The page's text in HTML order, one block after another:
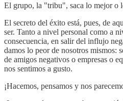
El grupo, la "tribu", saca lo mejor o
El secreto del éxito está, pues, de
ser. Tanto a nivel personal como a
consecuencia, en salir del influjo
damos lo peor de nosotros mismos:
de amigos negativos o empresas o
nos sentimos a gusto.
¡Hacemos, pensamos y nos